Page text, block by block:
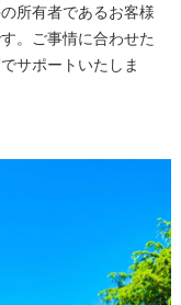
所有者であるお客様
。ご事情に合わせた
サポートいたしま